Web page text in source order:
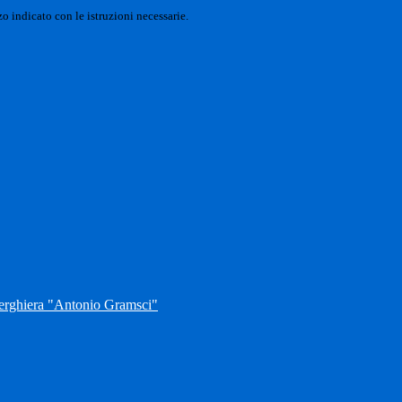
indicato con le istruzioni necessarie.